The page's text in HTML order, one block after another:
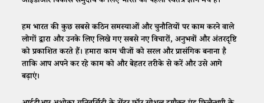
हम भारत की कुछ सबसे कठिन समस्याओं और चुनौतियों पर काम करने वाले
लोगों द्वारा और उनके लिए लिखे गए सबसे नए विचारों, अनुभवों और अंतरदृष्टि
को प्रकाशित करते हैं। हमारा काम चीजों को सरल और प्रासंगिक बनाना है
ताकि आप अपने कर रहे काम को और बेहतर तरीके से करें और उसे आगे
बढ़ाएं।